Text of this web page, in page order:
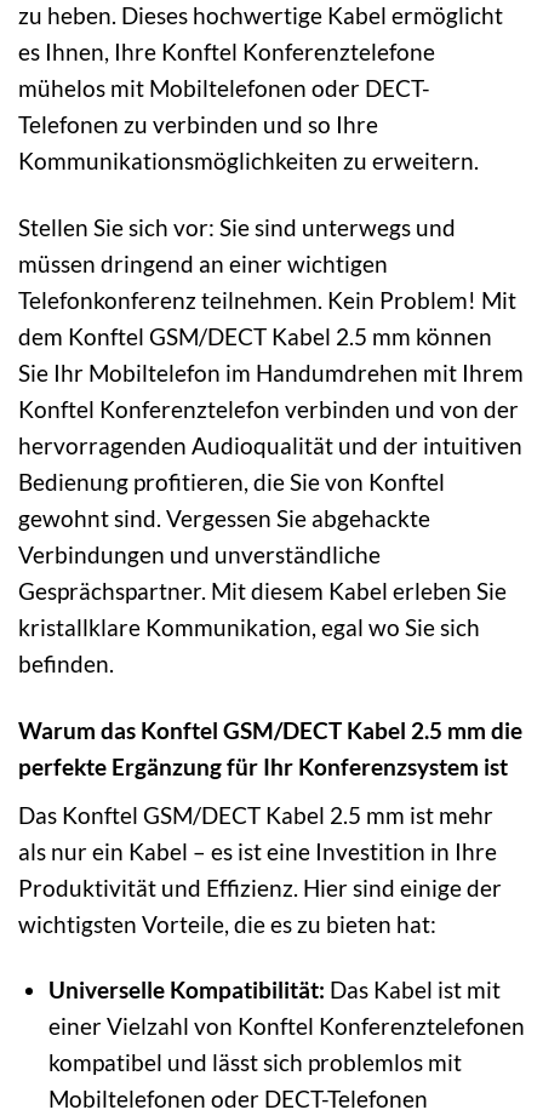
zu heben. Dieses hochwertige Kabel ermöglicht
es Ihnen, Ihre Konftel Konferenztelefone
mühelos mit Mobiltelefonen oder DECT-
Telefonen zu verbinden und so Ihre
Kommunikationsmöglichkeiten zu erweitern.
Stellen Sie sich vor: Sie sind unterwegs und
müssen dringend an einer wichtigen
Telefonkonferenz teilnehmen. Kein Problem! Mit
dem Konftel GSM/DECT Kabel 2.5 mm können
Sie Ihr Mobiltelefon im Handumdrehen mit Ihrem
Konftel Konferenztelefon verbinden und von der
hervorragenden Audioqualität und der intuitiven
Bedienung profitieren, die Sie von Konftel
gewohnt sind. Vergessen Sie abgehackte
Verbindungen und unverständliche
Gesprächspartner. Mit diesem Kabel erleben Sie
kristallklare Kommunikation, egal wo Sie sich
befinden.
Warum das Konftel GSM/DECT Kabel 2.5 mm die
perfekte Ergänzung für Ihr Konferenzsystem ist
Das Konftel GSM/DECT Kabel 2.5 mm ist mehr
als nur ein Kabel – es ist eine Investition in Ihre
Produktivität und Effizienz. Hier sind einige der
wichtigsten Vorteile, die es zu bieten hat:
Universelle Kompatibilität: Das Kabel ist mit
einer Vielzahl von Konftel Konferenztelefonen
kompatibel und lässt sich problemlos mit
Mobiltelefonen oder DECT-Telefonen